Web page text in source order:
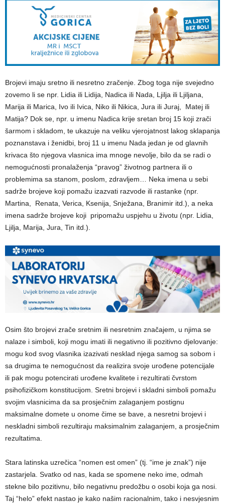
Brojevi imaju sretno ili nesretno zračenje . Zbog toga nije svejedno
zovemo li se npr. Lidia ili Lidija, Nadica ili Nada, Ljilja ili Ljiljana,
Marija ili Marica, Ivo ili Ivica, Niko ili Nikica, Jura ili Juraj, Matej ili
Matija? Dok se, npr. u imenu Nadica krije sretan broj 15 koji zrači
šarmom i skladom, te ukazuje na veliku vjerojatnost lakog sklapanja
poznanstava i ženidbi, broj 11 u imenu Nada jedan je od glavnih
krivaca što njegova vlasnica ima mnoge nevolje, bilo da se radi o
nemogućnosti pronalaženja “pravog” životnog partnera ili o
problemima sa stanom, poslom, zdravljem… Neka imena u sebi
sadrže brojeve koji pomažu izazvati razvode ili rastanke (npr.
Martina, Renata, Verica, Ksenija, Snježana, Branimir itd.), a neka
imena sadrže brojeve koji pripomažu uspjehu u životu (npr. Lidia,
Ljilja, Marija, Jura, Tin itd.).
Osim što brojevi zrače sretnim ili nesretnim značajem, u njima se
nalaze i simboli , koji mogu imati ili negativno ili pozitivno djelovanje:
mogu kod svog vlasnika izazivati nesklad njega samog sa sobom i
sa drugima te nemogućnost da realizira svoje urođene potencijale
ili pak mogu potencirati urođene kvalitete i rezultirati čvrstom
psihofizičkom konstitucijom. Sretni brojevi i skladni simboli pomažu
svojim vlasnicima da sa prosječnim zalaganjem postignu
maksimalne domete u onome čime se bave, a nesretni brojevi i
neskladni simboli rezultiraju maksimalnim zalaganjem, a prosječnim
rezultatima.
Stara latinska uzrečica “nomen est omen” (tj. “ime je znak”) nije
zastarjela. Svatko od nas, kada se spomene neko ime, odmah
stekne bilo pozitivnu, bilo negativnu predožbu o osobi koja ga nosi.
Taj “helo” efekt nastao je kako našim racionalnim, tako i nesvjesnim